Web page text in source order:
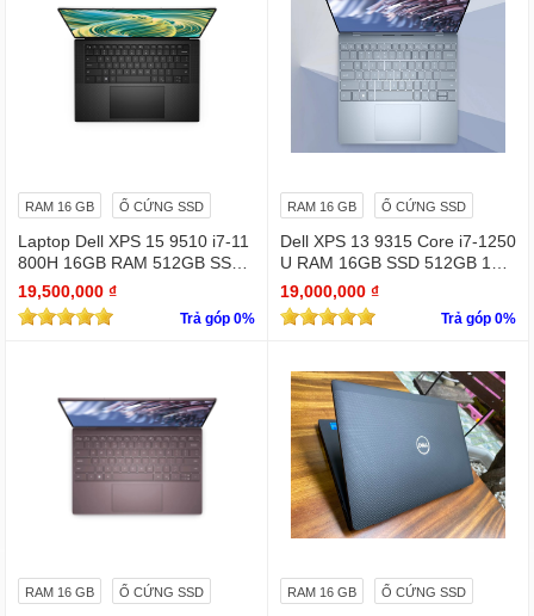
RAM 16 GB Ổ CỨNG SSD
Laptop Dell XPS 15 9510 i7-11
800H 16GB RAM 512GB SSD
RTX 3050 15.6 inches 4K Touc
hscreen
19,500,000 ₫
Trả góp 0%
RAM 16 GB Ổ CỨNG SSD
Dell XPS 13 9315 Core i7-1250
U RAM 16GB SSD 512GB 13.
4" 4K Touchscreen
19,000,000 ₫
Trả góp 0%
RAM 16 GB Ổ CỨNG SSD RAM 16 GB Ổ CỨNG SSD